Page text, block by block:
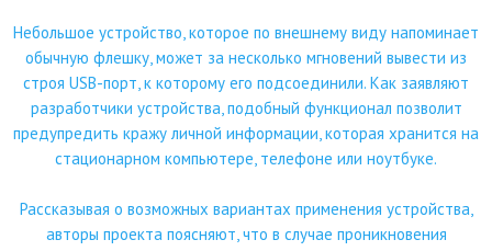
Небольшое устройство, которое по внешнему виду напоминает
обычную флешку, может за несколько мгновений вывести из
строя USB-порт, к которому его подсоединили. Как заявляют
разработчики устройства, подобный функционал позволит
предупредить кражу личной информации, которая хранится на
стационарном компьютере, телефоне или ноутбуке.
Рассказывая о возможных вариантах применения устройства,
авторы проекта поясняют, что в случае проникновения